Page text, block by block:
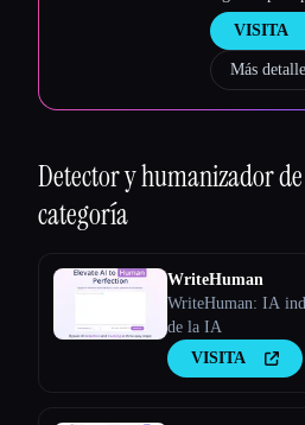
trabajo y
VISITA
Más
Detector y humanizador
categoría
WriteHuman
WriteHuman: IA
de la IA
VISITA